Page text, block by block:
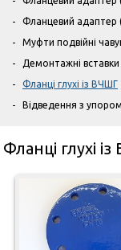
Фланцевий адаптер
Муфти подвійні
Демонтажні вставки
Фланці глухі із ВЧШГ
Відведення з
Фланці глухі